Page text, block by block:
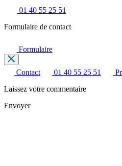
01 40 55 25 51
Formulaire de contact
Formulaire
Contact 01 40 55 25 51
Laissez votre commentaire
Envoyer